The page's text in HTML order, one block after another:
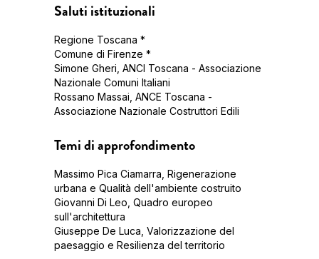
Saluti istituzionali
Regione Toscana *
Comune di Firenze *
Simone Gheri, ANCI Toscana - Associazione
Nazionale Comuni Italiani
Rossano Massai, ANCE Toscana -
Associazione Nazionale Costruttori Edili
Temi di approfondimento
Massimo Pica Ciamarra, Rigenerazione
urbana e Qualità dell'ambiente costruito
Giovanni Di Leo, Quadro europeo
sull'architettura
Giuseppe De Luca, Valorizzazione del
paesaggio e Resilienza del territorio